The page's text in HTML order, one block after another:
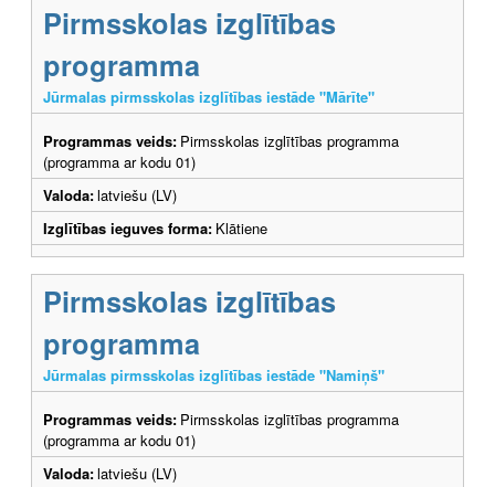
Pirmsskolas izglītības
programma
Jūrmalas pirmsskolas izglītības iestāde "Mārīte"
Programmas veids: Pirmsskolas izglītības programma
(programma ar kodu 01)
Valoda:latviešu (LV)
Izglītības ieguves forma: Klātiene
Pirmsskolas izglītības
programma
Jūrmalas pirmsskolas izglītības iestāde "Namiņš"
Programmas veids: Pirmsskolas izglītības programma
(programma ar kodu 01)
Valoda:latviešu (LV)